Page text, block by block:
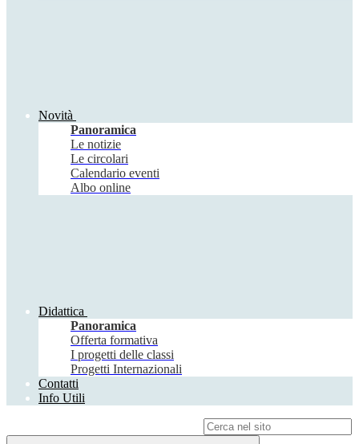
Novità
Panoramica
Le notizie
Le circolari
Calendario eventi
Albo online
Didattica
Panoramica
Offerta formativa
I progetti delle classi
Progetti Internazionali
Contatti
Info Utili